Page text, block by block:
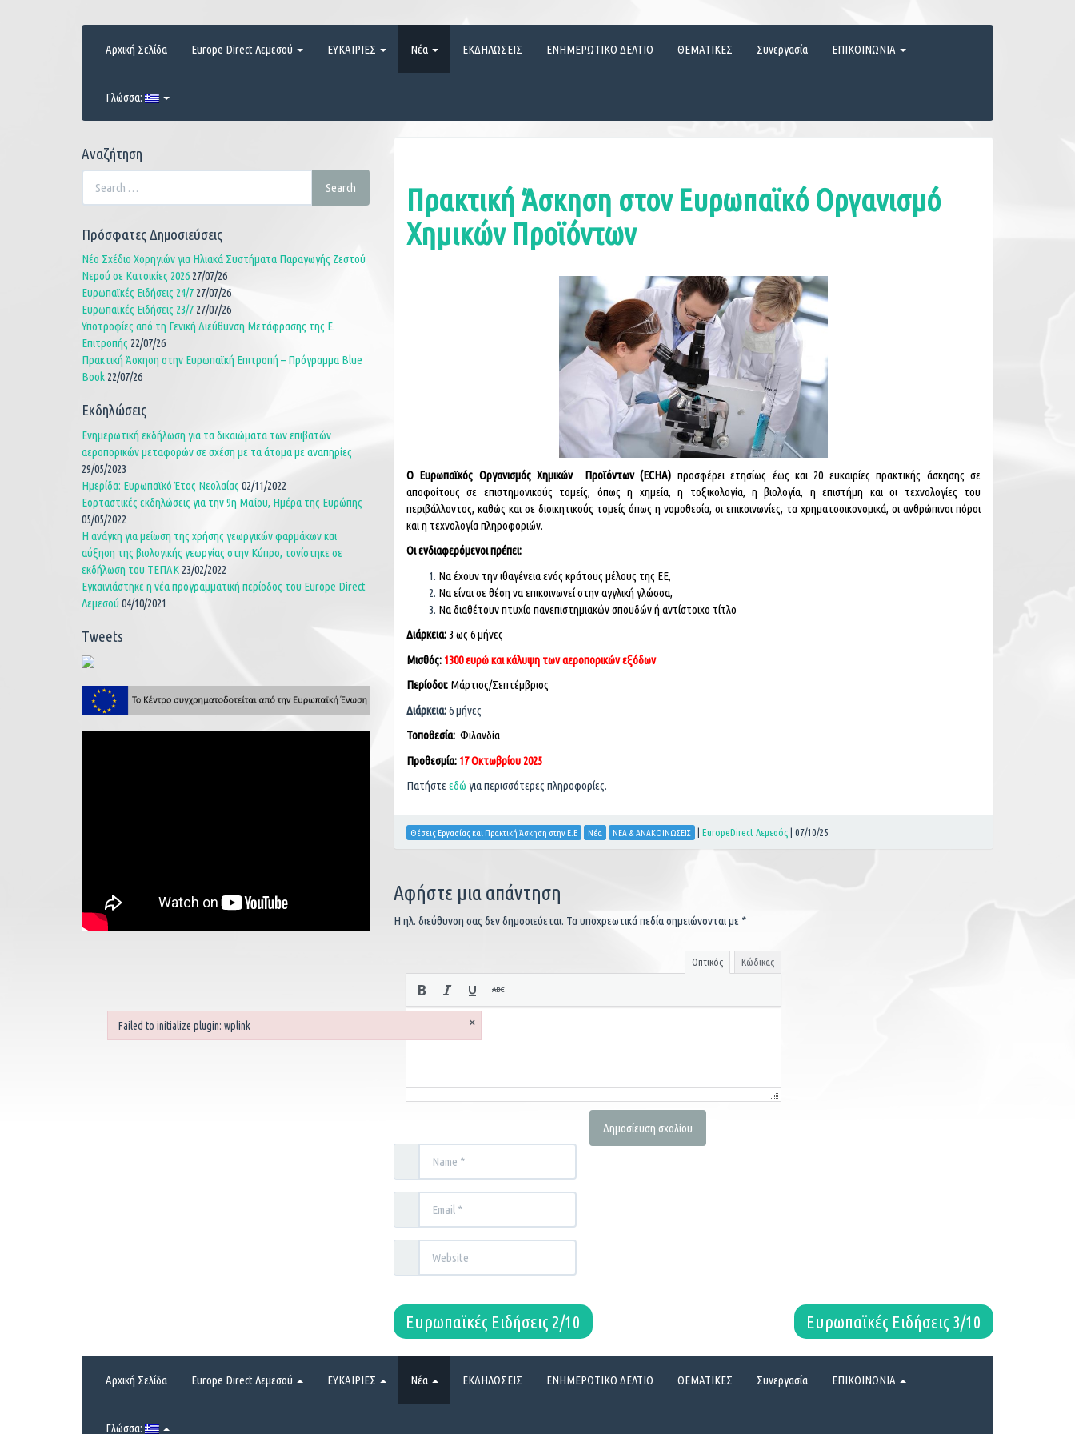
Αρχική Σελίδα Europe Direct Λεμεσού ΕΥΚΑΙΡΙΕΣ Νέα ΕΚΔΗΛΩΣΕΙΣ ΕΝΗΜΕΡΩΤΙΚΟ ΔΕΛΤΙΟ ΘΕΜΑΤΙΚΕΣ Συνεργασία ΕΠΙΚΟΙΝΩΝΙΑ
Γλώσσα:
Πρακτική Άσκηση στον Ευρωπαϊκό Οργανισμό
Χημικών Προϊόντων
Ο Ευρωπαϊκός Οργανισμός Χημικών Προϊόντων (ECHA) προσφέρει ετησίως έως και 20 ευκαιρίες πρακτικής άσκησης σε
αποφοίτους σε επιστημονικούς τομείς, όπως η χημεία, η τοξικολογία, η βιολογία, η επιστήμη και οι τεχνολογίες του
περιβάλλοντος, καθώς και σε διοικητικούς τομείς όπως η νομοθεσία, οι επικοινωνίες, τα χρηματοοικονομικά, οι ανθρώπινοι πόροι
και η τεχνολογία πληροφοριών.
Οι ενδιαφερόμενοι πρέπει:
Να έχουν την ιθαγένεια ενός κράτους μέλους της ΕΕ,
Να είναι σε θέση να επικοινωνεί στην αγγλική γλώσσα,
Να διαθέτουν πτυχίο πανεπιστημιακών σπουδών ή αντίστοιχο τίτλο
Διάρκεια:3 ως 6 μήνες
Μισθός: 1300 ευρώ και κάλυψη των αεροπορικών εξόδων
Περίοδοι: Μάρτιος/Σεπτέμβριος
Διάρκεια:6 μήνες
Τοποθεσία: Φιλανδία
Προθεσμία: 17 Οκτωβρίου 2025
Πατήστεεδώ για περισσότερες πληροφορίες.
Θέσεις Εργασίας και Πρακτική Άσκηση στην Ε.Ε Νέα ΝΕΑ & ΑΝΑΚΟΙΝΩΣΕΙΣ EuropeDirect Λεμεσός 07/10/25
Αφήστε μια απάντηση
Η ηλ. διεύθυνση σας δεν δημοσιεύεται. Τα υποχρεωτικά πεδία σημειώνονται με *
Οπτικός Κώδικας
Ευρωπαϊκές Ειδήσεις 3/10
Ευρωπαϊκές Ειδήσεις 2/10
Αναζήτηση
Search
Search
Πρόσφατες Δημοσιεύσεις
Νέο Σχέδιο Χορηγιών για Ηλιακά Συστήματα Παραγωγής Ζεστού
Νερού σε Κατοικίες 2026 27/07/26
Ευρωπαϊκές Ειδήσεις 24/7 27/07/26
Ευρωπαϊκές Ειδήσεις 23/7 27/07/26
Υποτροφίες από τη Γενική Διεύθυνση Μετάφρασης της Ε.
Επιτροπής 22/07/26
Πρακτική Άσκηση στην Ευρωπαϊκή Επιτροπή – Πρόγραμμα Blue
Book 22/07/26
Εκδηλώσεις
Ενημερωτική εκδήλωση για τα δικαιώματα των επιβατών
αεροπορικών μεταφορών σε σχέση με τα άτομα με αναπηρίες
29/05/2023
Ημερίδα: Ευρωπαϊκό Έτος Νεολαίας 02/11/2022
Εορταστικές εκδηλώσεις για την 9η Μαΐου, Ημέρα της Ευρώπης
05/05/2022
Η ανάγκη για μείωση της χρήσης γεωργικών φαρμάκων και
αύξηση της βιολογικής γεωργίας στην Κύπρο, τονίστηκε σε
εκδήλωση του ΤΕΠΑΚ 23/02/2022
Εγκαινιάστηκε η νέα προγραμματική περίοδος του Europe Direct
Λεμεσού 04/10/2021
Tweets
Αρχική Σελίδα Europe Direct Λεμεσού ΕΥΚΑΙΡΙΕΣ Νέα ΕΚΔΗΛΩΣΕΙΣ ΕΝΗΜΕΡΩΤΙΚΟ ΔΕΛΤΙΟ ΘΕΜΑΤΙΚΕΣ Συνεργασία ΕΠΙΚΟΙΝΩΝΙΑ
Γλώσσα:
Failed to initialize plugin: wplink ×
Failed to initialize plugin: wplink